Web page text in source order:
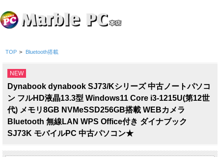
TOP > Bluetooth搭載
NEW
Dynabook dynabook SJ73/Kシリーズ 中古ノートパソコ
ン フルHD液晶13.3型 Windows11 Core i3-1215U(第12世
代) メモリ8GB NVMeSSD256GB搭載 WEBカメラ
Bluetooth 無線LAN WPS Office付き ダイナブック
SJ73K モバイルPC 中古パソコン★